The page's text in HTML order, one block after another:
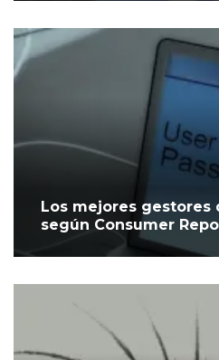
Los mejores gestores
según Consumer